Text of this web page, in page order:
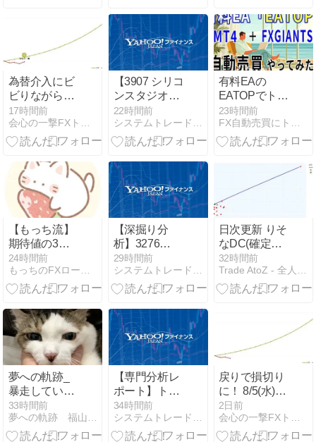
為替介入にビ
ビりながらの
会心の一撃！
8/6(木)トレー
ド結果
17時間前
【3907 シリコ
ンスタジオ】
生成AI時代の
真の価値を見
極めろ：急騰
指針
22時間前
有料EAの
EATOPでトレ
ードやってみ
た：第280日
23時間前
【もっち流】
期待値の3大
原則｜RR・エ
ントリー精
度・検証が勝
理由
24時間前
もっちのFXロードマップ
【深掘り分
析】3276
JPMC：なぜ
今、日本の不
動産管理セク
的テーマ株」
なのか？メガ
トレンドから
読み解く投資
戦略
29時間前
システムトレードとAI副業の記録
日次更新 りそ
なDC(確定拠
出年金)・投資
信託/NISA ポ
ートフォリオ
年・全期間] –
2026-08-06
32時間前
Trade AtoZ - 全人類大富豪化計画
夢への軌跡_
暴走していま
すねぇ。これ
は切り替え確
定です。
33時間前
夢への軌跡 福山 紫生（Syo Fukuyama）
【専門分析レ
ポート】トー
シン
HD（9444）
の会社更生手
34時間前
システムトレードとAI副業の記録
戻りで損切り
に！ 8/5(水)ト
レード結果
2日前
会心の一撃FXトレードのブログ！【損小利大】